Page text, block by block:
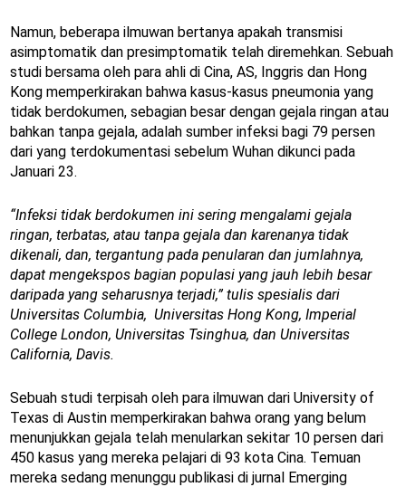
Namun, beberapa ilmuwan bertanya apakah transmisi
asimptomatik dan presimptomatik telah diremehkan. Sebuah
studi bersama oleh para ahli di Cina, AS, Inggris dan Hong
Kong memperkirakan bahwa kasus-kasus pneumonia yang
tidak berdokumen, sebagian besar dengan gejala ringan atau
bahkan tanpa gejala, adalah sumber infeksi bagi 79 persen
dari yang terdokumentasi sebelum Wuhan dikunci pada
Januari 23.
“Infeksi tidak berdokumen ini sering mengalami gejala
ringan, terbatas, atau tanpa gejala dan karenanya tidak
dikenali, dan, tergantung pada penularan dan jumlahnya,
dapat mengekspos bagian populasi yang jauh lebih besar
daripada yang seharusnya terjadi,” tulis spesialis dari
Universitas Columbia, Universitas Hong Kong, Imperial
College London, Universitas Tsinghua, dan Universitas
California, Davis.
Sebuah studi terpisah oleh para ilmuwan dari University of
Texas di Austin memperkirakan bahwa orang yang belum
menunjukkan gejala telah menularkan sekitar 10 persen dari
450 kasus yang mereka pelajari di 93 kota Cina. Temuan
mereka sedang menunggu publikasi di jurnal Emerging